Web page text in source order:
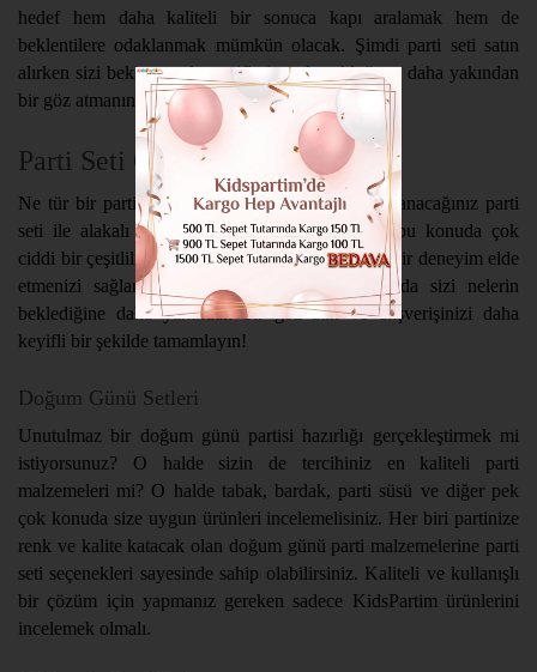
hedef hem daha kaliteli bir sonuca kapı aralamak hem de
beklentilere odaklanmak mümkün olacak. Şimdi parti seti satın
alırken sizi bekleyen alternatiflerin neler olduğuna daha yakından
bir göz atmanın tam sırası!
Parti Seti Çeşitleri
Ne tür bir parti hazırlığı gerçekleştireceğiniz kullanacağınız parti
seti ile alakalı belirleyici olacaktır. KidsPartim bu konuda çok
ciddi bir çeşitlilik sunarken ihtiyaçlarınıza uygun bir deneyim elde
etmenizi sağlar. O halde parti setleri konusunda sizi nelerin
beklediğine daha yakından bir göz atın ve alışverişinizi daha
keyifli bir şekilde tamamlayın!
Doğum Günü Setleri
Unutulmaz bir doğum günü partisi hazırlığı gerçekleştirmek mi
istiyorsunuz? O halde sizin de tercihiniz en kaliteli parti
malzemeleri mi? O halde tabak, bardak, parti süsü ve diğer pek
çok konuda size uygun ürünleri incelemelisiniz. Her biri partinize
renk ve kalite katacak olan doğum günü parti malzemelerine parti
seti seçenekleri sayesinde sahip olabilirsiniz. Kaliteli ve kullanışlı
bir çözüm için yapmanız gereken sadece KidsPartim ürünlerini
incelemek olmalı.